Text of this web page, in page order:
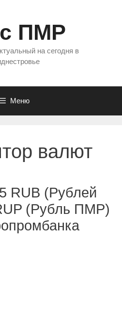
ПМР
на сегодня в
Меню
валют
RUB (Рублей
(Рубль ПМР)